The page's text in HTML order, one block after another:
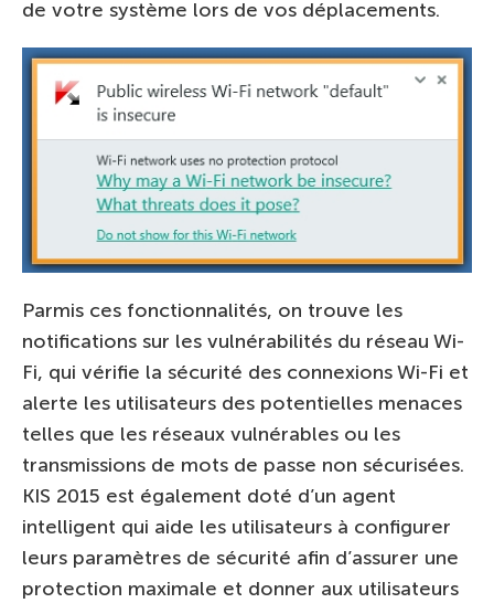
de votre système lors de vos déplacements.
Parmis ces fonctionnalités, on trouve les
notifications sur les vulnérabilités du réseau Wi-
Fi, qui vérifie la sécurité des connexions Wi-Fi et
alerte les utilisateurs des potentielles menaces
telles que les réseaux vulnérables ou les
transmissions de mots de passe non sécurisées.
KIS 2015 est également doté d’un agent
intelligent qui aide les utilisateurs à configurer
leurs paramètres de sécurité afin d’assurer une
protection maximale et donner aux utilisateurs